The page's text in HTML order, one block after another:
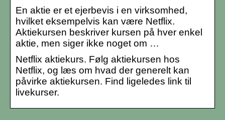
En aktie er et ejerbevis i en virksomhed,
hvilket eksempelvis kan være Netflix.
Aktiekursen beskriver kursen på hver enkel
aktie, men siger ikke noget om …
Netflix aktiekurs. Følg aktiekursen hos
Netflix, og læs om hvad der generelt kan
påvirke aktiekursen. Find ligeledes link til
livekurser.